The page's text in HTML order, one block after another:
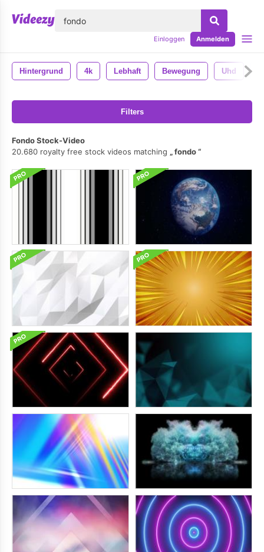
Einloggen Anmelden
Hintergrund 4k Lebhaft Bewegung Uhd
Filters
Fondo Stock-Video
20.680 royalty free stock videos matching
fondo